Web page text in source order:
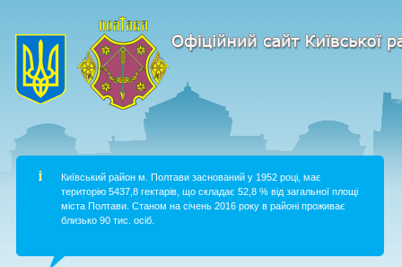
Київський район м. Полтави заснований у 1952 році, має
територію 5437,8 гектарів, що складає 52,8 % від загальної площі
міста Полтави. Станом на січень 2016 року в районі проживає
близько 90 тис. осіб.